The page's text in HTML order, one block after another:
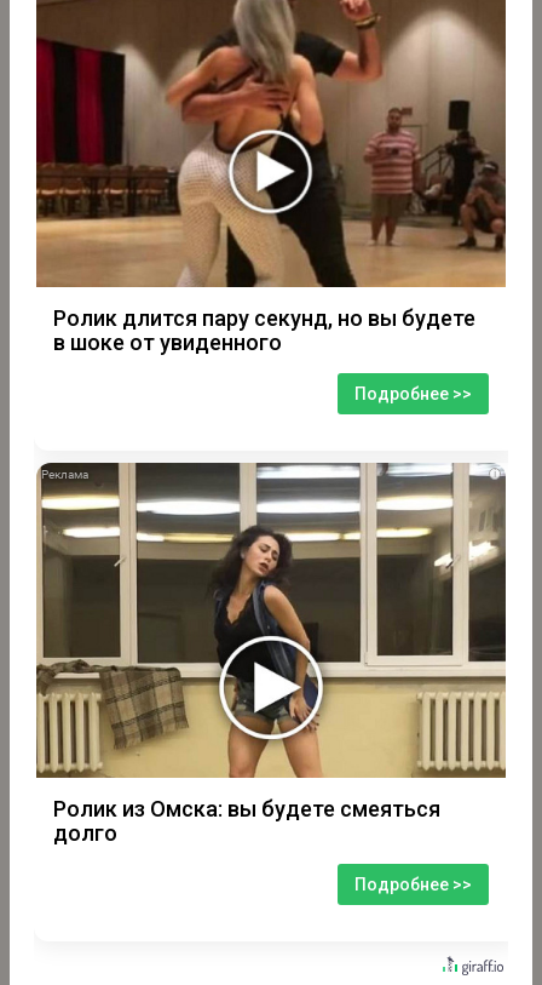
Ролик длится пару секунд, но вы будете
в шоке от увиденного
Подробнее >>
i
Ролик из Омска: вы будете смеяться
долго
Подробнее >>